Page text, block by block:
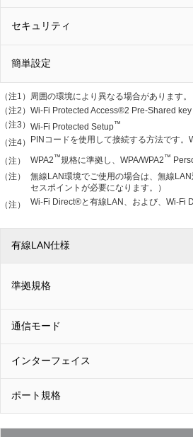
セキュリティ
簡単設定
（注1） 周囲の環境により異なる場合があります。
（注2） Wi-Fi Protected Access®2 Pre-Shared key
（注3） Wi-Fi Protected Setup™
（注4） PINコードを使用して接続する方法です
（注） WPA2™規格に準拠し、WPA/WPA2™
（注）
無線LAN環境でご使用の場合は、無線
セスポイントが必要になります。）
（注）
Wi-Fi Direct®と有線LAN、および、Wi-Fi
有線LAN仕様
準拠規格
通信モード
インターフェイス
ポート規格